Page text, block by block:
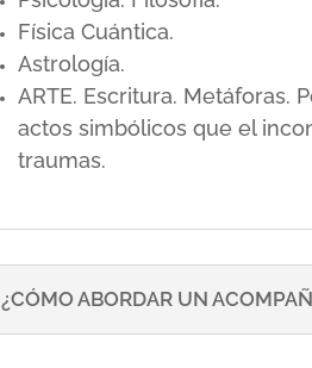
Física Cuántica.
Astrología.
ARTE. Escritura. Metáforas.
actos simbólicos que el
traumas.
¿CÓMO ABORDAR UN